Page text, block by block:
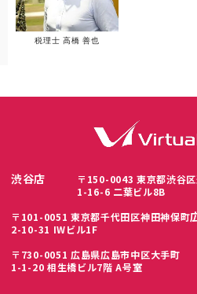
税理士 高橋 善也
渋谷店
〒150-0043 東京都渋谷
1-16-6 二葉ビル8B
〒101-0051 東京都千代田区神田神保町
2-10-31 IWビル1F
〒730-0051 広島県広島市中区大手町
1-1-20 相生橋ビル7階 A号室